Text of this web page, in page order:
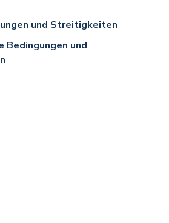
und Streitigkeiten
Bedingungen und